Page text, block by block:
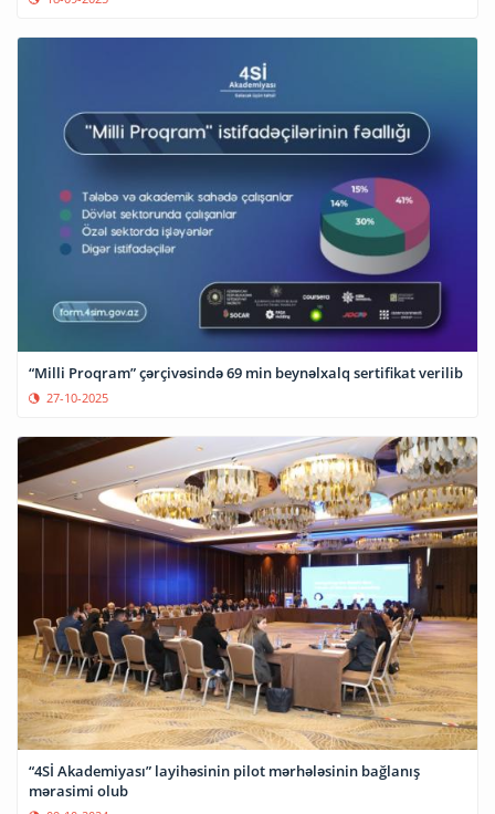
“Milli Proqram” çərçivəsində 69 min beynəlxalq sertifikat verilib
27-10-2025
“4Sİ Akademiyası” layihəsinin pilot mərhələsinin bağlanış
mərasimi olub